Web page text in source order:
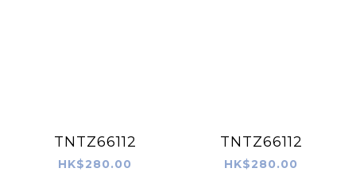
TNTZ66112
HK$280.00
TNTZ66112
HK$280.00